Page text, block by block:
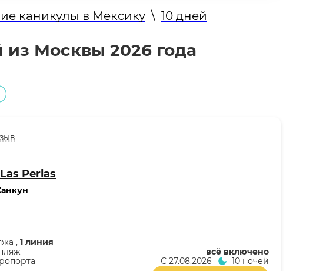
каникулы в Мексику \ 10 дней
из Москвы 2026 года
Perlas
, 1 линия
всё включено
С 27.08.2026 10 ночей